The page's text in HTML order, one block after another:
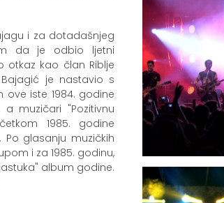
i za dotadašnjeg
da je odbio ljetni
otkaz kao član Riblje
je nastavio s
ove iste 1984. godine
muzičari "Pozitivnu
1985. godine
glasanju muzičkih
i za 1985. godinu,
album godine.